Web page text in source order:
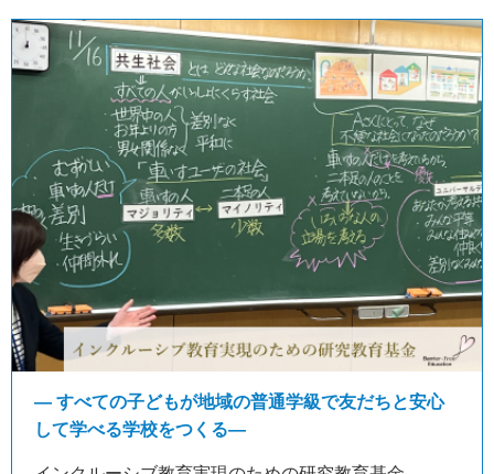
― すべての子どもが地域の普通学級で友だちと安心
して学べる学校をつくる―